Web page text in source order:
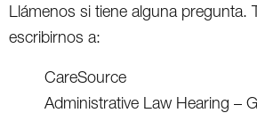
Llámenos si tiene alguna pregunta.
escribirnos a:
CareSource
Administrative Law Hearing –